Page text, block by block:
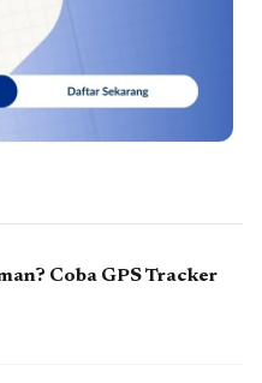
Coba GPS Tracker